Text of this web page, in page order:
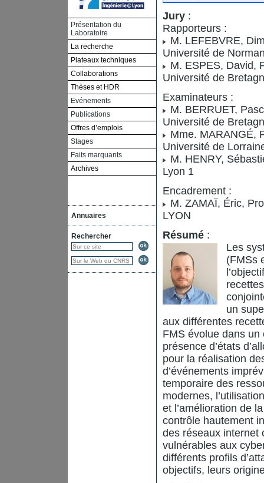
Présentation du
Laboratoire
La recherche
Plateaux techniques
Collaborations
Thèses et HDR
Evénements
Publications
Offres d’emplois
Stages
Faits marquants
Archives
Annuaires
Rechercher
Jury :
Rapporteurs :
M. LEFEBVRE,
Université de
M. ESPES, David,
Université de
Examinateurs :
M. BERRUET,
Université de
Mme. MARANGÉ,
Université de
M. HENRY,
Lyon 1
Encadrement :
M. ZAMAÏ, Éric,
LYON
Résumé :
Les
(FMSs
un
aux différentes
FMS évolue dans
présence d’états
pour la réalisation
d’événements
temporaire des
modernes,
et l’amélioration de
contrôle hautement
des réseaux internet
vulnérables aux
différents profils
objectifs, leurs